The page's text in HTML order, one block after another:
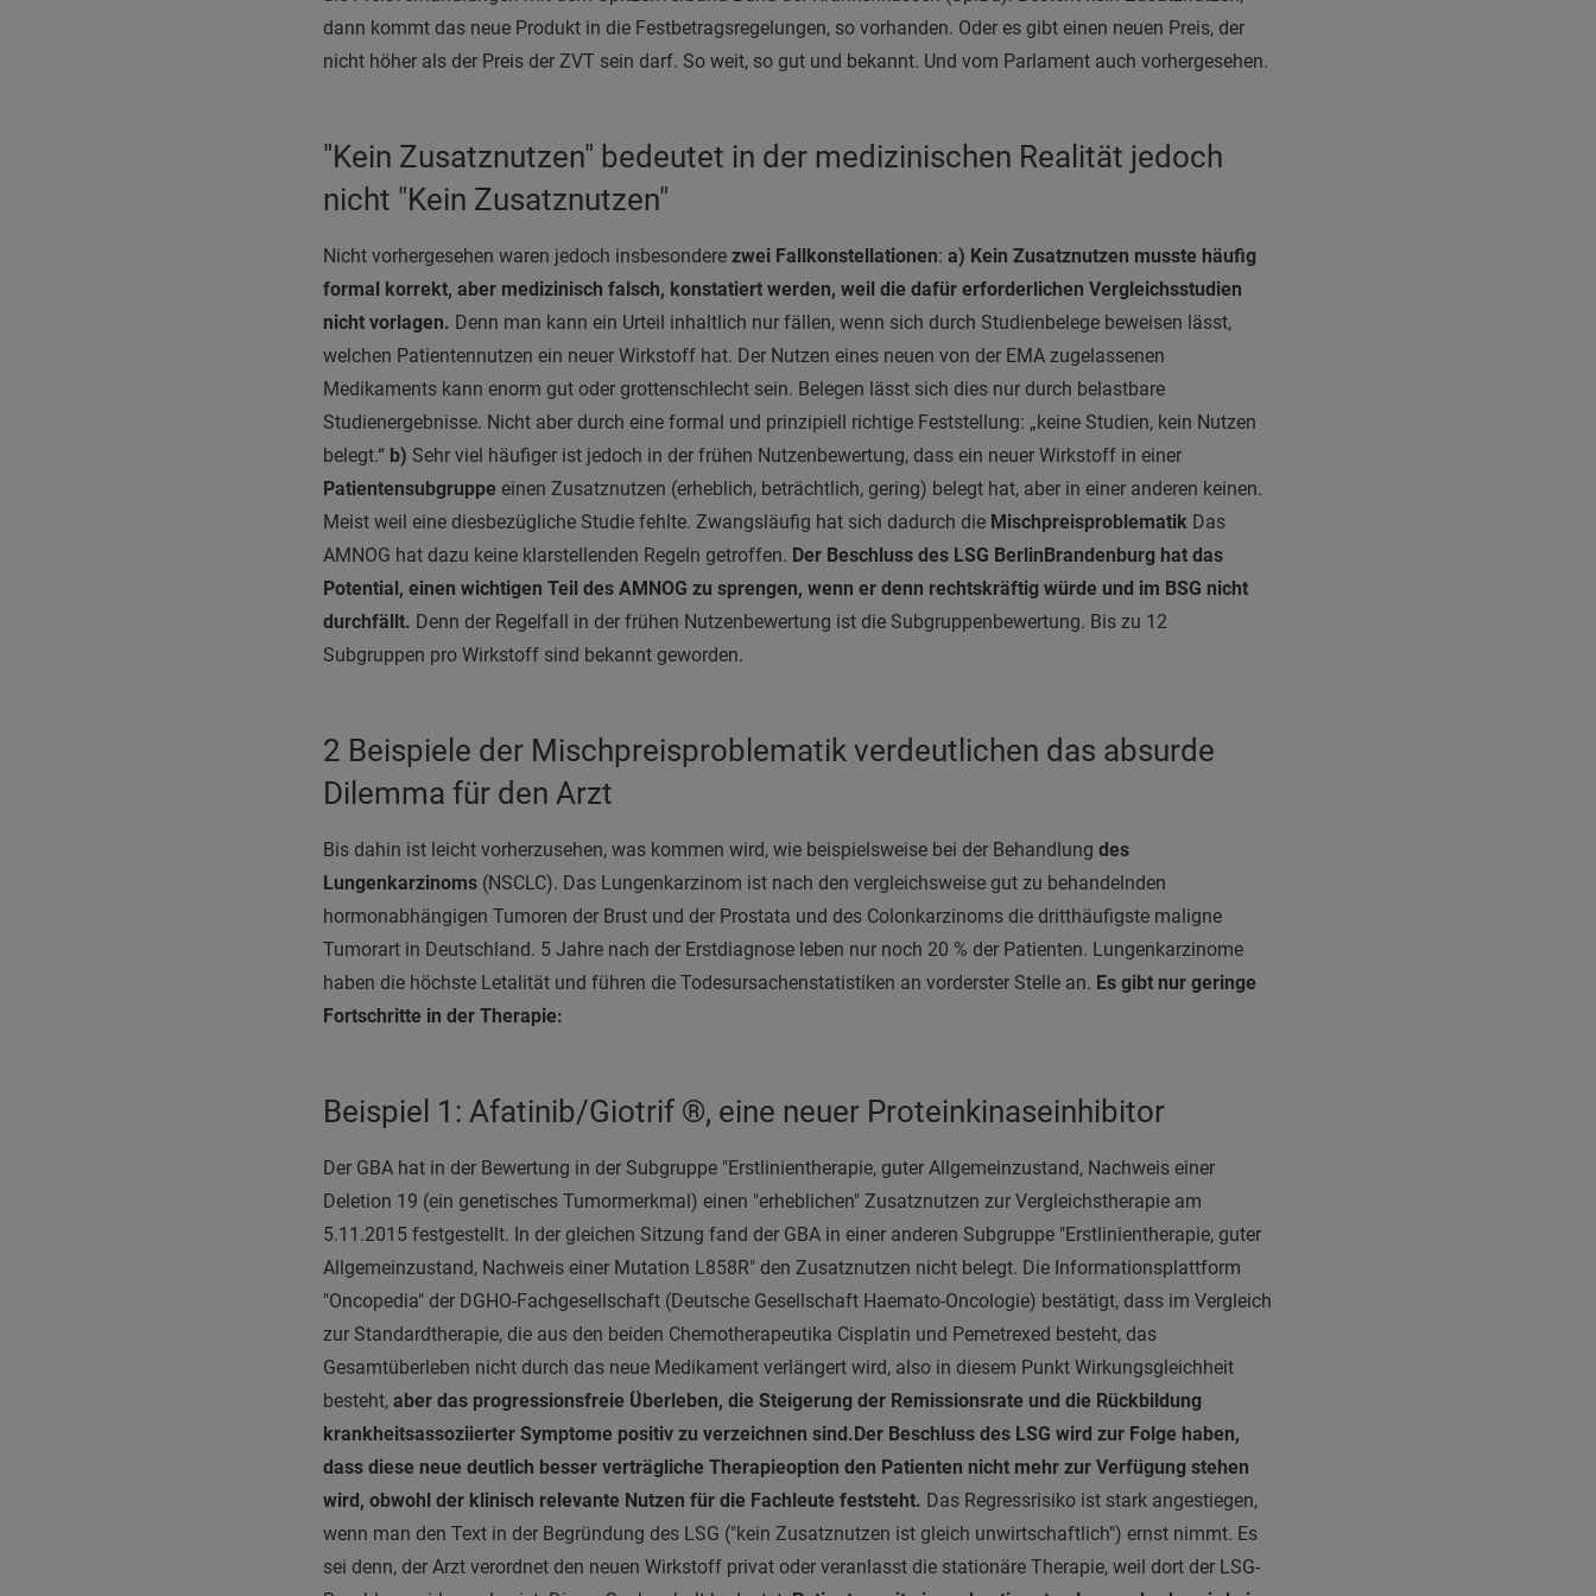
dann kommt das neue Produkt in die Festbetragsregelungen, so vorhanden. Oder es gibt einen neuen Preis, der
nicht höher als der Preis der ZVT sein darf. So weit, so gut und bekannt. Und vom Parlament auch vorhergesehen.
"Kein Zusatznutzen" bedeutet in der medizinischen Realität jedoch
nicht "Kein Zusatznutzen"
Nicht vorhergesehen waren jedoch insbesondere zwei Fallkonstellationen: a) Kein Zusatznutzen musste häufig
formal korrekt, aber medizinisch falsch, konstatiert werden, weil die dafür erforderlichen Vergleichsstudien
nicht vorlagen. Denn man kann ein Urteil inhaltlich nur fällen, wenn sich durch Studienbelege beweisen lässt,
welchen Patientennutzen ein neuer Wirkstoff hat. Der Nutzen eines neuen von der EMA zugelassenen
Medikaments kann enorm gut oder grottenschlecht sein. Belegen lässt sich dies nur durch belastbare
Studienergebnisse. Nicht aber durch eine formal und prinzipiell richtige Feststellung: „keine Studien, kein Nutzen
belegt.“ b) Sehr viel häufiger ist jedoch in der frühen Nutzenbewertung, dass ein neuer Wirkstoff in einer
Patientensubgruppe einen Zusatznutzen (erheblich, beträchtlich, gering) belegt hat, aber in einer anderen keinen.
Meist weil eine diesbezügliche Studie fehlte. Zwangsläufig hat sich dadurch die Mischpreisproblematik Das
AMNOG hat dazu keine klarstellenden Regeln getroffen. Der Beschluss des LSG BerlinBrandenburg hat das
Potential, einen wichtigen Teil des AMNOG zu sprengen, wenn er denn rechtskräftig würde und im BSG nicht
durchfällt. Denn der Regelfall in der frühen Nutzenbewertung ist die Subgruppenbewertung. Bis zu 12
Subgruppen pro Wirkstoff sind bekannt geworden.
2 Beispiele der Mischpreisproblematik verdeutlichen das absurde
Dilemma für den Arzt
Bis dahin ist leicht vorherzusehen, was kommen wird, wie beispielsweise bei der Behandlung des
Lungenkarzinoms (NSCLC). Das Lungenkarzinom ist nach den vergleichsweise gut zu behandelnden
hormonabhängigen Tumoren der Brust und der Prostata und des Colonkarzinoms die dritthäufigste maligne
Tumorart in Deutschland. 5 Jahre nach der Erstdiagnose leben nur noch 20 % der Patienten. Lungenkarzinome
haben die höchste Letalität und führen die Todesursachenstatistiken an vorderster Stelle an. Es gibt nur geringe
Fortschritte in der Therapie:
Beispiel 1: Afatinib/Giotrif ®, eine neuer Proteinkinaseinhibitor
Der GBA hat in der Bewertung in der Subgruppe "Erstlinientherapie, guter Allgemeinzustand, Nachweis einer
Deletion 19 (ein genetisches Tumormerkmal) einen "erheblichen" Zusatznutzen zur Vergleichstherapie am
5.11.2015 festgestellt. In der gleichen Sitzung fand der GBA in einer anderen Subgruppe "Erstlinientherapie, guter
Allgemeinzustand, Nachweis einer Mutation L858R" den Zusatznutzen nicht belegt. Die Informationsplattform
"Oncopedia" der DGHO-Fachgesellschaft (Deutsche Gesellschaft Haemato-Oncologie) bestätigt, dass im Vergleich
zur Standardtherapie, die aus den beiden Chemotherapeutika Cisplatin und Pemetrexed besteht, das
Gesamtüberleben nicht durch das neue Medikament verlängert wird, also in diesem Punkt Wirkungsgleichheit
besteht, aber das progressionsfreie Überleben, die Steigerung der Remissionsrate und die Rückbildung
krankheitsassoziierter Symptome positiv zu verzeichnen sind.Der Beschluss des LSG wird zur Folge haben,
dass diese neue deutlich besser verträgliche Therapieoption den Patienten nicht mehr zur Verfügung stehen
wird, obwohl der klinisch relevante Nutzen für die Fachleute feststeht. Das Regressrisiko ist stark angestiegen,
wenn man den Text in der Begründung des LSG ("kein Zusatznutzen ist gleich unwirtschaftlich") ernst nimmt. Es
sei denn, der Arzt verordnet den neuen Wirkstoff privat oder veranlasst die stationäre Therapie, weil dort der LSG-